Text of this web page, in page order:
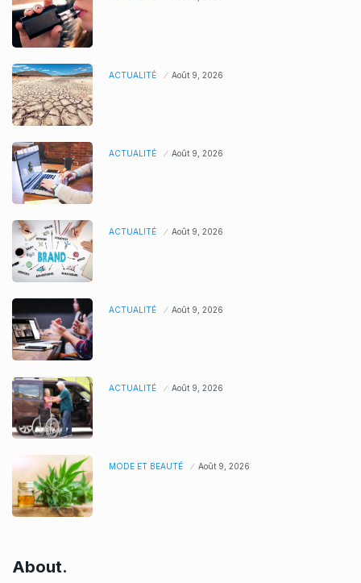
ACTUALITÉ Août 9, 2026
ACTUALITÉ Août 9, 2026
ACTUALITÉ Août 9, 2026
ACTUALITÉ Août 9, 2026
ACTUALITÉ Août 9, 2026
MODE ET BEAUTÉ Août 9, 2026
About.